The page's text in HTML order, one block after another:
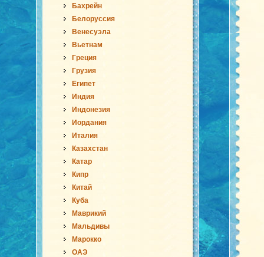
Бахрейн
Белоруссия
Венесуэла
Вьетнам
Греция
Грузия
Египет
Индия
Индонезия
Иордания
Италия
Казахстан
Катар
Кипр
Китай
Куба
Маврикий
Мальдивы
Марокко
ОАЭ